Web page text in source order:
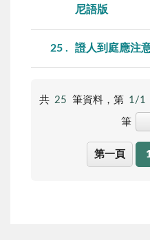
尼語版
25 證人到庭應注
共 25 筆資料，第 1/1
筆
第一頁